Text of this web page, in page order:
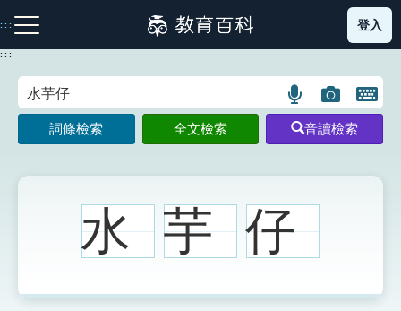
到
主
:::
注音索引圖示 筆畫索引圖示 部首索引表圖示
登入
:::
語
言
搜
示
圖
片
搜
開
鍵
圖
詞條檢索 全文檢索 音讀檢索
水 芋 仔